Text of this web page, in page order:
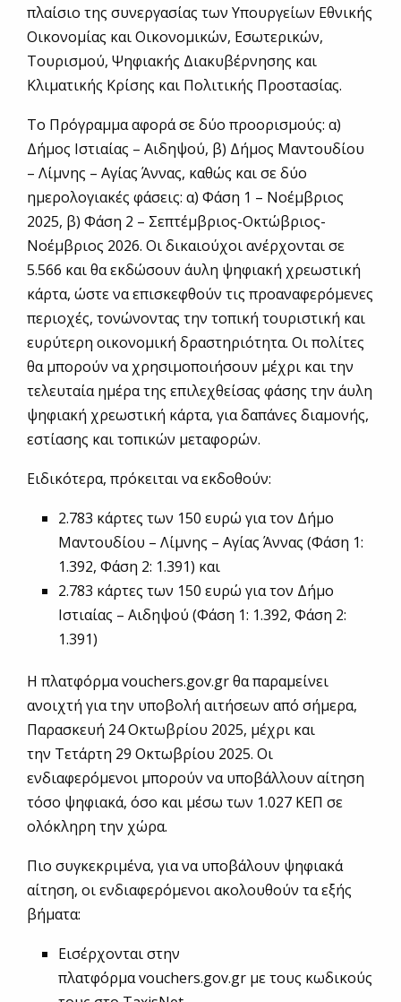
πλαίσιο της συνεργασίας των Υπουργείων Εθνικής
Οικονομίας και Οικονομικών, Εσωτερικών,
Τουρισμού, Ψηφιακής Διακυβέρνησης και
Κλιματικής Κρίσης και Πολιτικής Προστασίας.
Το Πρόγραμμα αφορά σε δύο προορισμούς: α)
Δήμος Ιστιαίας – Αιδηψού, β) Δήμος Μαντουδίου
– Λίμνης – Αγίας Άννας, καθώς και σε δύο
ημερολογιακές φάσεις: α) Φάση 1 – Νοέμβριος
2025, β) Φάση 2 – Σεπτέμβριος-Οκτώβριος-
Νοέμβριος 2026. Οι δικαιούχοι ανέρχονται σε
5.566 και θα εκδώσουν άυλη ψηφιακή χρεωστική
κάρτα, ώστε να επισκεφθούν τις προαναφερόμενες
περιοχές, τονώνοντας την τοπική τουριστική και
ευρύτερη οικονομική δραστηριότητα. Οι πολίτες
θα μπορούν να χρησιμοποιήσουν μέχρι και την
τελευταία ημέρα της επιλεχθείσας φάσης την άυλη
ψηφιακή χρεωστική κάρτα, για δαπάνες διαμονής,
εστίασης και τοπικών μεταφορών.
Ειδικότερα, πρόκειται να εκδοθούν:
2.783 κάρτες των 150 ευρώ για τον Δήμο
Μαντουδίου – Λίμνης – Αγίας Άννας (Φάση 1:
1.392, Φάση 2: 1.391) και
2.783 κάρτες των 150 ευρώ για τον Δήμο
Ιστιαίας – Αιδηψού (Φάση 1: 1.392, Φάση 2:
1.391)
Η πλατφόρμα vouchers.gov.gr θα παραμείνει
ανοιχτή για την υποβολή αιτήσεων από σήμερα,
Παρασκευή 24 Οκτωβρίου 2025, μέχρι και
την Τετάρτη 29 Οκτωβρίου 2025. Οι
ενδιαφερόμενοι μπορούν να υποβάλλουν αίτηση
τόσο ψηφιακά, όσο και μέσω των 1.027 ΚΕΠ σε
ολόκληρη την χώρα.
Πιο συγκεκριμένα, για να υποβάλουν ψηφιακά
αίτηση, οι ενδιαφερόμενοι ακολουθούν τα εξής
βήματα:
Εισέρχονται στην
πλατφόρμα vouchers.gov.gr με τους κωδικούς